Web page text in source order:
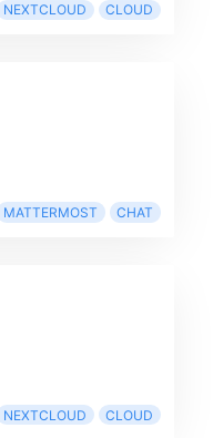
NEXTCLOUD CLOUD
MATTERMOST CHAT
NEXTCLOUD CLOUD